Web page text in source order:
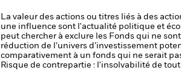
La valeur des actions ou titres liés à des
une influence sont l'actualité politique et
peut chercher à exclure les Fonds qui ne
réduction de l’univers d’investissement
comparativement à un fonds qui ne serait
Risque de contrepartie : l'insolvabilité de